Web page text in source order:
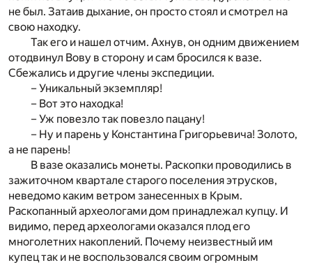
не был. Затаив дыхание, он просто стоял и смотрел на
свою находку.
Так его и нашел отчим. Ахнув, он одним движением
отодвинул Вову в сторону и сам бросился к вазе.
Сбежались и другие члены экспедиции.
– Уникальный экземпляр!
– Вот это находка!
– Уж повезло так повезло пацану!
– Ну и парень у Константина Григорьевича! Золото,
а не парень!
В вазе оказались монеты. Раскопки проводились в
зажиточном квартале старого поселения этрусков,
неведомо каким ветром занесенных в Крым.
Раскопанный археологами дом принадлежал купцу. И
видимо, перед археологами оказался плод его
многолетних накоплений. Почему неизвестный им
купец так и не воспользовался своим огромным